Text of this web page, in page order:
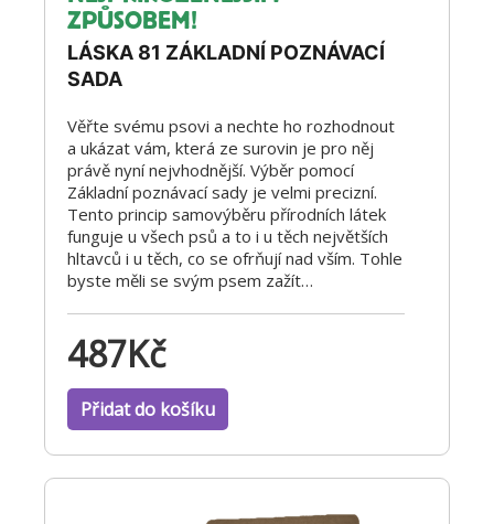
ZPŮSOBEM!
LÁSKA 81 ZÁKLADNÍ POZNÁVACÍ
SADA
Věřte svému psovi a nechte ho rozhodnout
a ukázat vám, která ze surovin je pro něj
právě nyní nejvhodnější. Výběr pomocí
Základní poznávací sady je velmi precizní.
Tento princip samovýběru přírodních látek
funguje u všech psů a to i u těch největších
hltavců i u těch, co se ofrňují nad vším. Tohle
byste měli se svým psem zažít…
487Kč
Přidat do košíku